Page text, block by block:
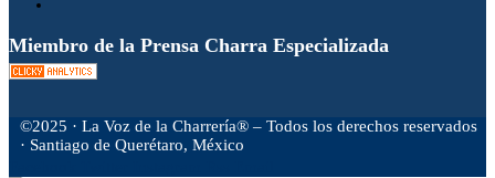
Miembro de la Prensa Charra Especializada
©2025 · La Voz de la Charrería® – Todos los derechos reservados
· Santiago de Querétaro, México